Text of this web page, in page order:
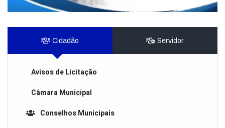
Cidadão Servidor
Avisos de Licitação
Câmara Municipal
Conselhos Municipais